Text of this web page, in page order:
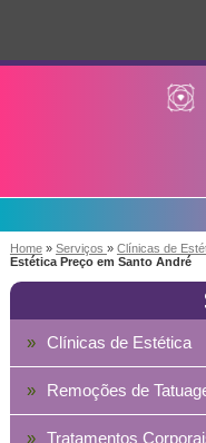
Home » Serviços » Clínicas de
Estética Preço em Santo André
Clínicas de Estética
Remoções de
Tratamentos